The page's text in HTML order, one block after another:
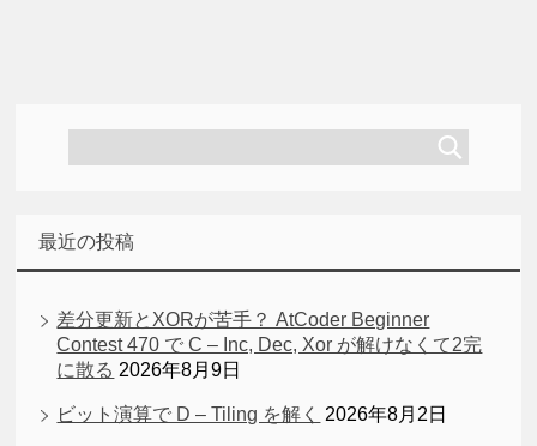
最近の投稿
差分更新とXORが苦手？ AtCoder Beginner
Contest 470 で C – Inc, Dec, Xor が解けなくて2完
に散る 2026年8月9日
ビット演算で D – Tiling を解く 2026年8月2日